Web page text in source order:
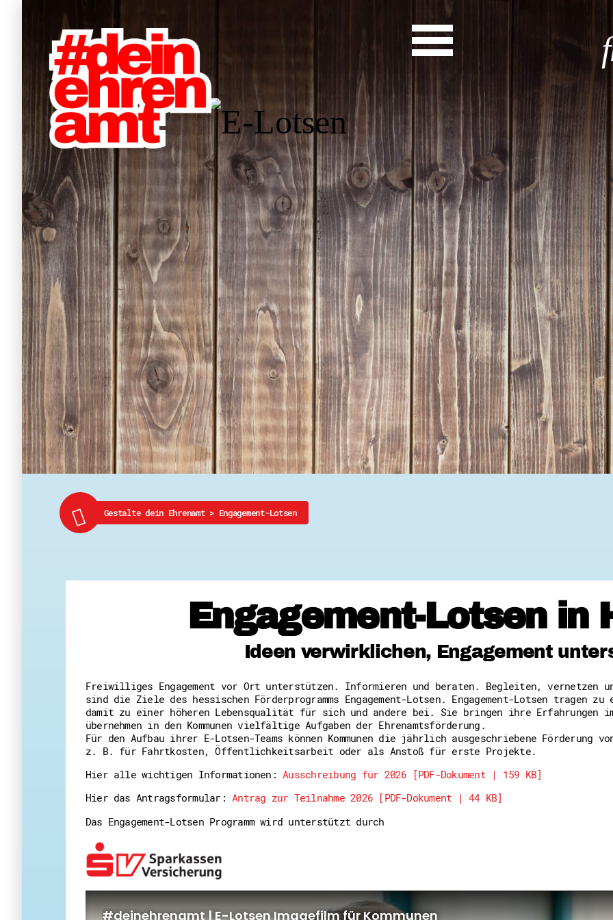
Start
Entdecke dein
News
Veranstaltungen
Rückblicke
Newsletter
Die LandesEhrenamtsagentur
Publikationen
Ansprechpartner
Ehrenamt hat viele
Finde dein
Ehrenamtssuchmaschine
Freiwilliges Soziales
Koordinierungszentren für
Engagierte Stadt
Freiwilligendienste
Freiwilligentage
Hessen hilft Ukraine
Zeig uns dein
Wettbewerb |
Wettbewerb | 80 Jahre
8 Vereine x 80 Jahre x
Crowdfunding - Viele
Ehrentag
Freiwilligenmanagement
Hessen engagiert - Digitale
Kompetenznachweis Hessen
Zeugnisbeiblatt
Mach dich schlau
GEMA-Pakt
Di@-Lotsen in Hessen
Energiepreiskrise und
Flüchtlingshilfe +
Generationsübergreifend
Qualifizierung & Fortbildung
Service
Suche
Gestalte dein Ehrenamt > Engagement-Lotsen
Engagement-Lotsen in
Ideen verwirklichen, Engagement
Freiwilliges Engagement vor Ort unterstützen. Informieren und beraten. Begleiten, vernetzen
sind die Ziele des hessischen Förderprogramms Engagement-Lotsen. Engagement-Lotsen tragen
damit zu einer höheren Lebensqualität für sich und andere bei. Sie bringen ihre Erfahrungen
übernehmen in den Kommunen vielfältige Aufgaben der Ehrenamtsförderung.
Für den Aufbau ihrer E-Lotsen-Teams können Kommunen die jährlich ausgeschriebene Förderung
z. B. für Fahrtkosten, Öffentlichkeitsarbeit oder als Anstoß für erste Projekte.
Hier alle wichtigen Informationen:Ausschreibung für 2026 [PDF-Dokument | 159 KB]
Hier das Antragsformular:Antrag zur Teilnahme 2026 [PDF-Dokument | 44 KB]
Das Engagement-Lotsen Programm wird unterstützt durch